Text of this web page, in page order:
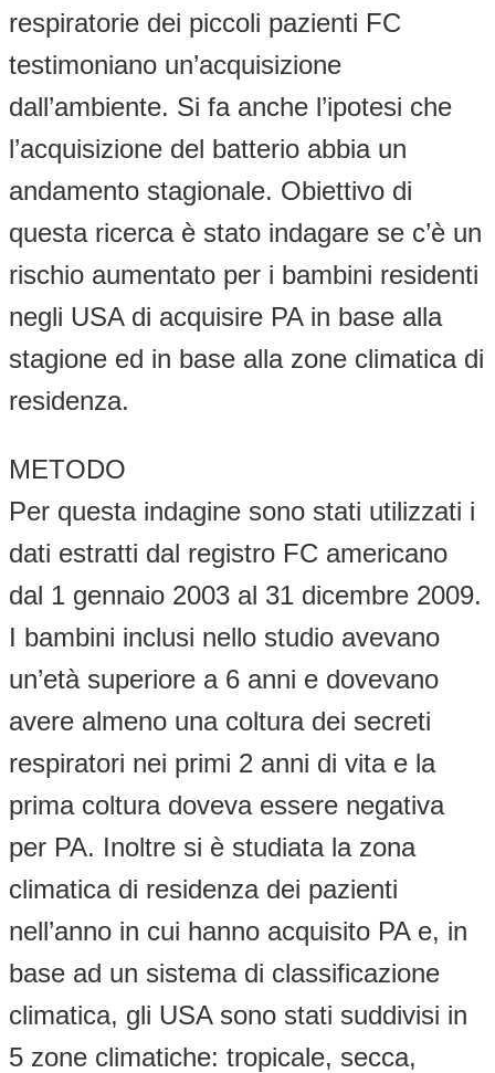
respiratorie dei piccoli pazienti FC
testimoniano un’acquisizione
dall’ambiente. Si fa anche l’ipotesi che
l’acquisizione del batterio abbia un
andamento stagionale. Obiettivo di
questa ricerca è stato indagare se c’è un
rischio aumentato per i bambini residenti
negli USA di acquisire PA in base alla
stagione ed in base alla zone climatica di
residenza.
METODO
Per questa indagine sono stati utilizzati i
dati estratti dal registro FC americano
dal 1 gennaio 2003 al 31 dicembre 2009.
I bambini inclusi nello studio avevano
un’età superiore a 6 anni e dovevano
avere almeno una coltura dei secreti
respiratori nei primi 2 anni di vita e la
prima coltura doveva essere negativa
per PA. Inoltre si è studiata la zona
climatica di residenza dei pazienti
nell’anno in cui hanno acquisito PA e, in
base ad un sistema di classificazione
climatica, gli USA sono stati suddivisi in
5 zone climatiche: tropicale, secca,